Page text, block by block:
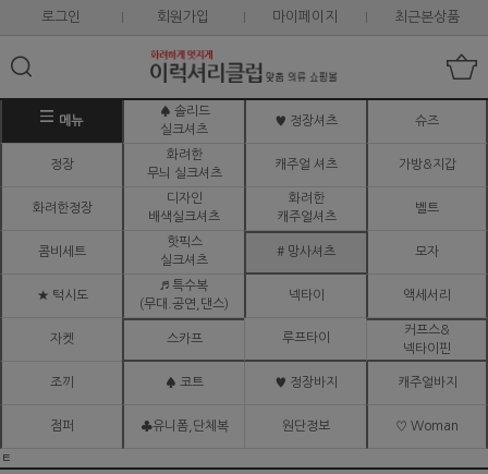
로그인 회원가입 마이페이지 최근본상품
메뉴
♠ 솔리드
실크셔츠
♥ 정장셔츠 슈즈
정장
화려한
무늬 실크셔츠
캐주얼 셔츠 가방&지갑
화려한정장
디자인
배색실크셔츠
화려한
캐주얼셔츠
벨트
콤비세트
핫픽스
실크셔츠
# 망사셔츠 모자
★ 턱시도
♬ 특수복
(무대.공연,댄스)
넥타이 액세서리
자켓 스카프 루프타이
커프스&
넥타이핀
조끼 ♠ 코트 ♥ 정장바지 캐주얼바지
점퍼 ♣유니폼,단체복 원단정보 ♡ Woman
ㅌ